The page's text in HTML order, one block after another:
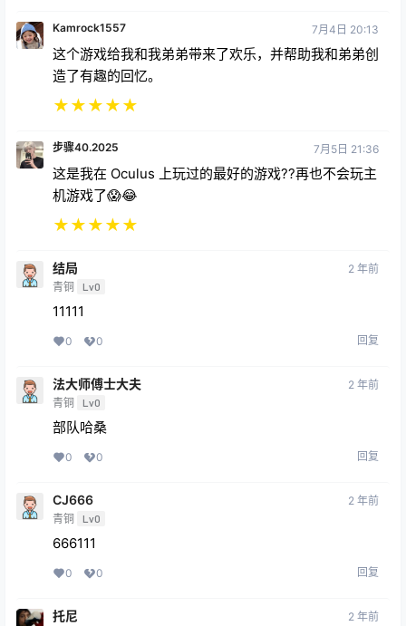
Kamrock1557 7月4日 20:13
这个游戏给我和我弟弟带来了欢乐，并帮助我和弟弟创
造了有趣的回忆。
★★★★★
步骤40.2025 7月5日 21:36
这是我在 Oculus 上玩过的最好的游戏??再也不会玩主
机游戏了😱😂
★★★★★
结局
青铜 Lv0
2 年前
11111
0 0 回复
法大师傅士大夫
青铜 Lv0
2 年前
部队哈桑
0 0 回复
CJ666
青铜 Lv0
2 年前
666111
0 0 回复
托尼 2 年前